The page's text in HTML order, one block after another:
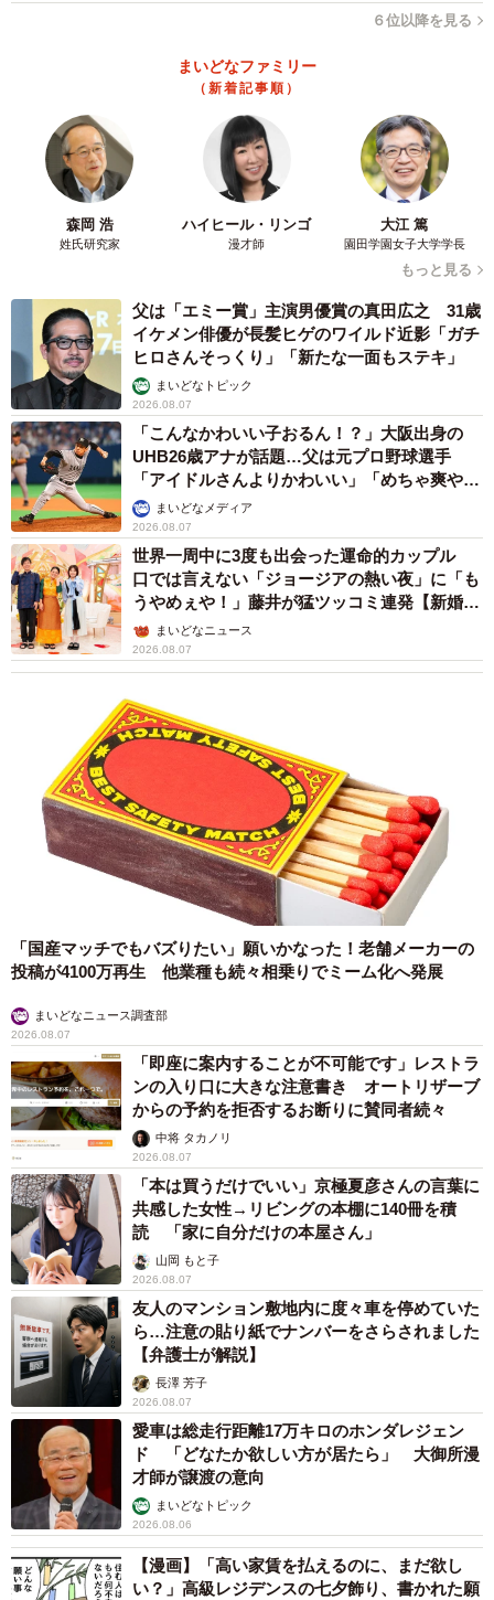
一度挑戦した人ほど、次の「人生初」にも意欲的になる傾向（出典：キ
ューサイ調べ）
なお、「人生初の挑戦がもたらす心身への好影響」につい
ては、「心が前向き・ポジティブになった」（50.2％）や
「日常生活が楽しくなった」（36.9％）といった意見が見
られたほか、一度挑戦した人ほど、「次の人生初にも意欲
的になる」（93.1％）傾向が見られ、「小さなきっかけで
踏み出す→ポジティブな変化を実感→さらなる挑戦意欲が
湧く」という前向きな年齢の重ね方への好循環が生まれて
いる可能性が示唆されました。
◇ ◇
【出典】
▽キューサイ調べ
６位以降を見る
まいどなファミリー
（新着記事順）
森岡 浩
姓氏研究家
ハイヒール・リンゴ
漫才師
大江 篤
園田学園女子大学学長
もっと見る
父は「エミー賞」主演男優賞の真田広之 31歳
イケメン俳優が長髪ヒゲのワイルド近影「ガチ
ヒロさんそっくり」「新たな一面もステキ」
まいどなトピック
2026.08.07
「こんなかわいい子おるん！？」大阪出身の
UHB26歳アナが話題…父は元プロ野球選手
「アイドルさんよりかわいい」「めちゃ爽や
か」まいどなメディア
2026.08.07
世界一周中に3度も出会った運命的カップル
口では言えない「ジョージアの熱い夜」に「も
うやめぇや！」藤井が猛ツッコミ連発【新婚さ
ん】まいどなニュース
2026.08.07
「国産マッチでもバズりたい」願いかなった！老舗メーカーの
投稿が4100万再生 他業種も続々相乗りでミーム化へ発展
まいどなニュース調査部
2026.08.07
「即座に案内することが不可能です」レストラ
ンの入り口に大きな注意書き オートリザーブ
からの予約を拒否するお断りに賛同者続々
中将 タカノリ
2026.08.07
「本は買うだけでいい」京極夏彦さんの言葉に
共感した女性→リビングの本棚に140冊を積
読 「家に自分だけの本屋さん」
山岡 もと子
2026.08.07
友人のマンション敷地内に度々車を停めていた
ら…注意の貼り紙でナンバーをさらされました
【弁護士が解説】
長澤 芳子
2026.08.07
愛車は総走行距離17万キロのホンダレジェン
ド 「どなたか欲しい方が居たら」 大御所漫
才師が譲渡の意向
まいどなトピック
2026.08.06
【漫画】「高い家賃を払えるのに、まだ欲し
い？」高級レジデンスの七夕飾り、書かれた願